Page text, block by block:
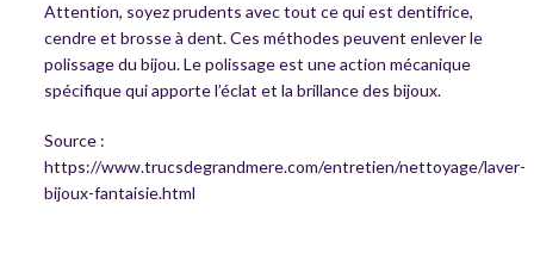
Attention, soyez prudents avec tout ce qui est dentifrice,
cendre et brosse à dent. Ces méthodes peuvent enlever le
polissage du bijou. Le polissage est une action mécanique
spécifique qui apporte l’éclat et la brillance des bijoux.
Source :
https://www.trucsdegrandmere.com/entretien/nettoyage/laver-
bijoux-fantaisie.html